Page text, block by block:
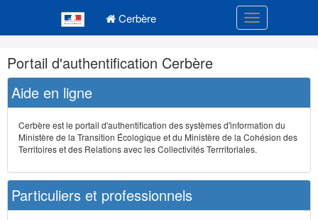
Cerbère Toggle
Navigation
et
outils
annexes
Portail d'authentification Cerbère
Aide en ligne
Cerbère est le portail d'authentification des systèmes d'information du
Ministère de la Transition Écologique et du Ministère de la Cohésion des
Territoires et des Relations avec les Collectivités Terrritoriales.
Particuliers et professionnels